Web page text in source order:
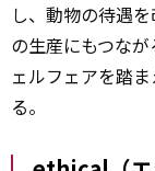
し、動物の待遇
の生産にもつな
ェルフェアを踏
る。